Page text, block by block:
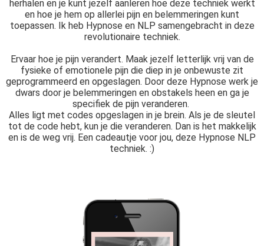
herhalen en je kunt jezelf aanleren hoe deze techniek werkt
en hoe je hem op allerlei pijn en belemmeringen kunt
toepassen. Ik heb Hypnose en NLP samengebracht in deze
revolutionaire techniek.
Ervaar hoe je pijn verandert. Maak jezelf letterlijk vrij van de
fysieke of emotionele pijn die diep in je onbewuste zit
geprogrammeerd en opgeslagen. Door deze Hypnose werk je
dwars door je belemmeringen en obstakels heen en ga je
specifiek de pijn veranderen.
Alles ligt met codes opgeslagen in je brein. Als je de sleutel
tot de code hebt, kun je die veranderen. Dan is het makkelijk
en is de weg vrij. Een cadeautje voor jou, deze Hypnose NLP
techniek. :)